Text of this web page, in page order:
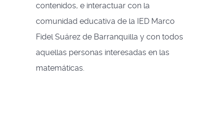
contenidos, e interactuar con la
comunidad educativa de la IED Marco
Fidel Suárez de Barranquilla y con todos
aquellas personas interesadas en las
matemáticas.